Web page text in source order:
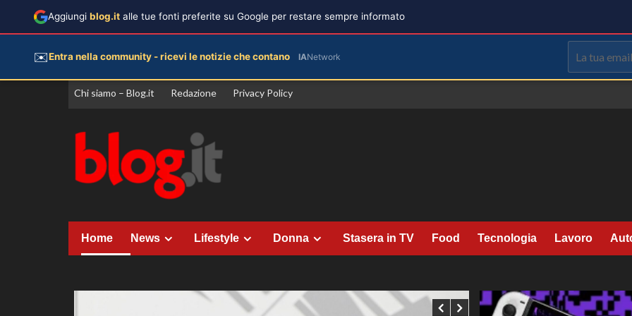
Vai
Chi siamo – Blog.it Redazione Privacy Policy
Home News Lifestyle Donna Stasera in TV Food Tecnologia Lavoro
Aggiungi blog.it alle tue fonti preferite su Google per restare sempre informato
✉️Entra nella community - ricevi le notizie che contano IANetwork